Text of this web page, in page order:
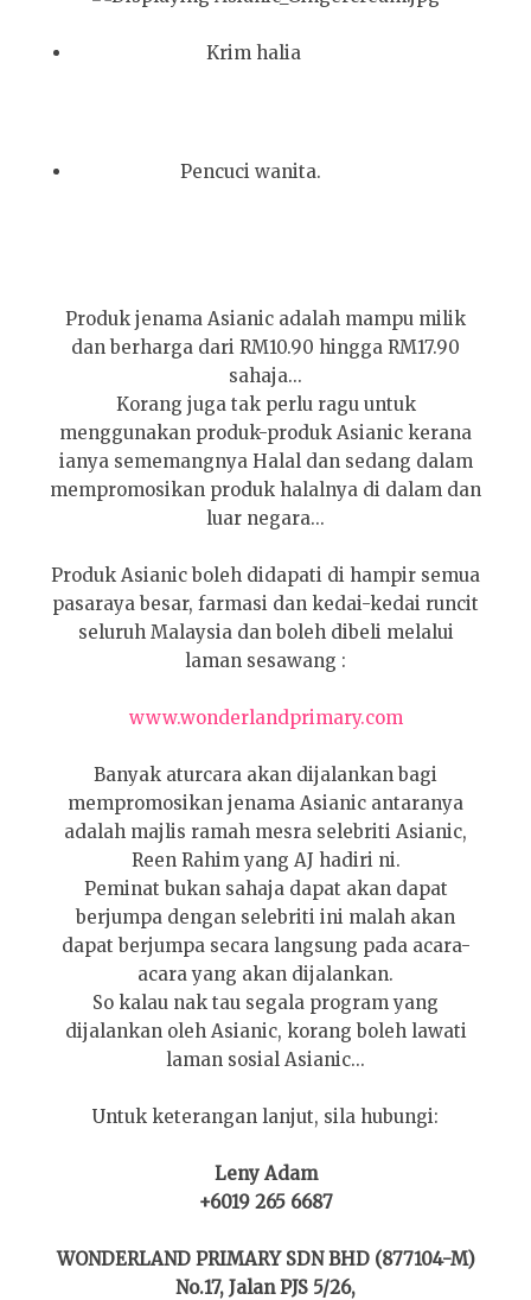
Krim halia
Pencuci wanita.
Produk jenama Asianic adalah mampu milik
dan berharga dari RM10.90 hingga RM17.90
sahaja...
Korang juga tak perlu ragu untuk
menggunakan produk-produk Asianic kerana
ianya sememangnya Halal dan sedang dalam
mempromosikan produk halalnya di dalam dan
luar negara...
Produk Asianic boleh didapati di hampir semua
pasaraya besar, farmasi dan kedai-kedai runcit
seluruh Malaysia dan boleh dibeli melalui
laman sesawang :
www.wonderlandprimary.com
Banyak aturcara akan dijalankan bagi
mempromosikan jenama Asianic antaranya
adalah majlis ramah mesra selebriti Asianic,
Reen Rahim yang AJ hadiri ni.
Peminat bukan sahaja dapat akan dapat
berjumpa dengan selebriti ini malah akan
dapat berjumpa secara langsung pada acara-
acara yang akan dijalankan.
So kalau nak tau segala program yang
dijalankan oleh Asianic, korang boleh lawati
laman sosial Asianic...
Untuk keterangan lanjut, sila hubungi:
Leny Adam
+6019 265 6687
WONDERLAND PRIMARY SDN BHD (877104-M)
No.17, Jalan PJS 5/26,